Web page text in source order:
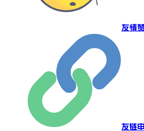
友情
友链